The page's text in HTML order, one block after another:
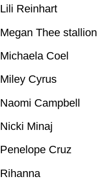
Lili Reinhart
Megan Thee stallion
Michaela Coel
Miley Cyrus
Naomi Campbell
Nicki Minaj
Penelope Cruz
Rihanna